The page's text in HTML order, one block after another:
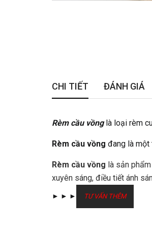
CHI TIẾT ĐÁNH GIÁ
Rèm cầu vồnglà loại rèm
Rèm cầu vồng đang là một
Rèm cầu vồng là sản
xuyên sáng, điều tiết ánh
► ► ► TƯ VẤN THÊM